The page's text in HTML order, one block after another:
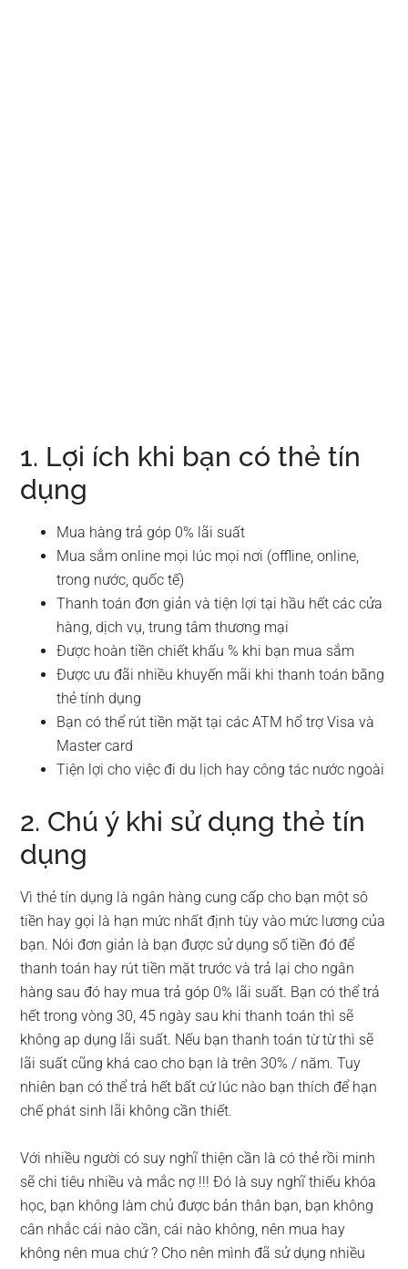
1. Lợi ích khi bạn có thẻ tín
dụng
Mua hàng trả góp 0% lãi suất
Mua sắm online mọi lúc mọi nơi (offline, online,
trong nước, quốc tế)
Thanh toán đơn giản và tiện lợi tại hầu hết các cửa
hàng, dịch vụ, trung tâm thương mại
Được hoàn tiền chiết khấu % khi bạn mua sắm
Được ưu đãi nhiều khuyến mãi khi thanh toán bằng
thẻ tính dụng
Bạn có thể rút tiền mặt tại các ATM hổ trợ Visa và
Master card
Tiện lợi cho việc đi du lịch hay công tác nước ngoài
2. Chú ý khi sử dụng thẻ tín
dụng
Vì thẻ tín dụng là ngân hàng cung cấp cho bạn một sô
tiền hay gọi là hạn mức nhất định tùy vào mức lương của
bạn. Nói đơn giản là bạn được sử dụng số tiền đó để
thanh toán hay rút tiền mặt trước và trả lại cho ngân
hàng sau đó hay mua trả góp 0% lãi suất. Bạn có thể trả
hết trong vòng 30, 45 ngày sau khi thanh toán thì sẽ
không ap dụng lãi suất. Nếu bạn thanh toán từ từ thì sẽ
lãi suất cũng khá cao cho bạn là trên 30% / năm. Tuy
nhiên bạn có thể trả hết bất cứ lúc nào bạn thích để hạn
chế phát sinh lãi không cần thiết.
Với nhiều người có suy nghĩ thiện cần là có thẻ rồi minh
sẽ chi tiêu nhiều và mắc nợ !!! Đó là suy nghĩ thiếu khóa
học, bạn không làm chủ được bản thân bạn, bạn không
cân nhắc cái nào cần, cái nào không, nên mua hay
không nên mua chứ ? Cho nên mình đã sử dụng nhiều